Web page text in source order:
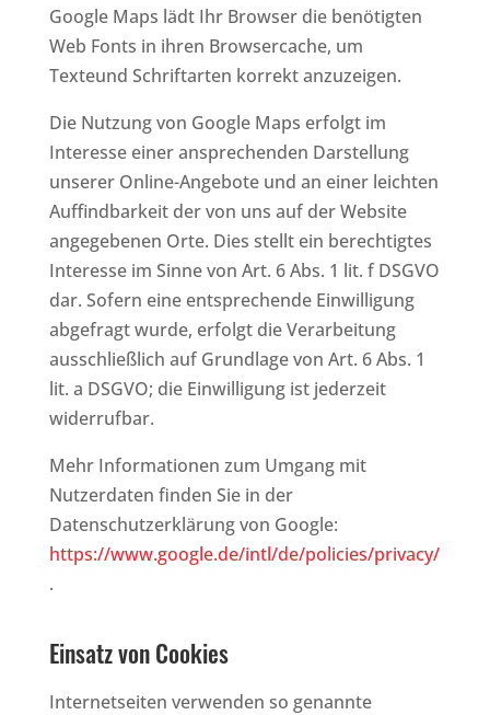
Google Maps lädt Ihr Browser die benötigten
Web Fonts in ihren Browsercache, um
Texteund Schriftarten korrekt anzuzeigen.
Die Nutzung von Google Maps erfolgt im
Interesse einer ansprechenden Darstellung
unserer Online-Angebote und an einer leichten
Auffindbarkeit der von uns auf der Website
angegebenen Orte. Dies stellt ein berechtigtes
Interesse im Sinne von Art. 6 Abs. 1 lit. f DSGVO
dar. Sofern eine entsprechende Einwilligung
abgefragt wurde, erfolgt die Verarbeitung
ausschließlich auf Grundlage von Art. 6 Abs. 1
lit. a DSGVO; die Einwilligung ist jederzeit
widerrufbar.
Mehr Informationen zum Umgang mit
Nutzerdaten finden Sie in der
Datenschutzerklärung von Google:
https://www.google.de/intl/de/policies/privacy/
.
Einsatz von Cookies
Internetseiten verwenden so genannte